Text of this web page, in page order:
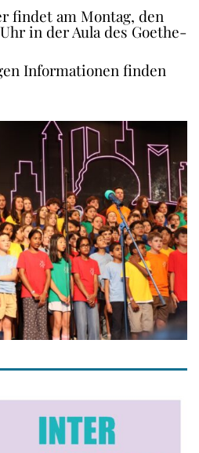
findet am Montag, den
in der Aula des Goethe-
Informationen finden